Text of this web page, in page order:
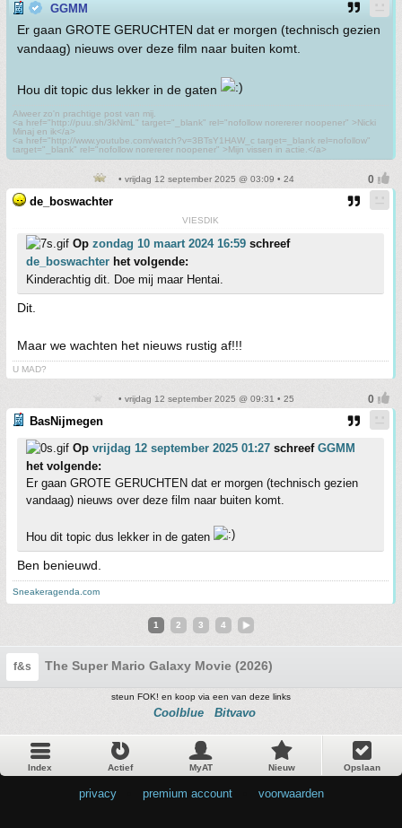
GGMM
Er gaan GROTE GERUCHTEN dat er morgen (technisch gezien
vandaag) nieuws over deze film naar buiten komt.
Hou dit topic dus lekker in de gaten
Alweer zo'n prachtige post van mij.
<a href="http://puu.sh/3kNmL" target="_blank" rel="nofollow norererer noopener" >Nicki
Minaj en ik</a>
<a href="http://www.youtube.com/watch?v=3BTsY1HAW_c target=_blank rel=nofollow"
target="_blank" rel="nofollow norererer noopener" >Mijn vissen in actie.</a>
• vrijdag 12 september 2025 @ 03:09 • 24
de_boswachter
VIESDIK
Op zondag 10 maart 2024 16:59 schreef
de_boswachter het volgende:
Kinderachtig dit. Doe mij maar Hentai.
Dit.
Maar we wachten het nieuws rustig af!!!
U MAD?
• vrijdag 12 september 2025 @ 09:31 • 25
BasNijmegen
Op vrijdag 12 september 2025 01:27 schreef GGMM
het volgende:
Er gaan GROTE GERUCHTEN dat er morgen (technisch gezien
vandaag) nieuws over deze film naar buiten komt.
Hou dit topic dus lekker in de gaten
Ben benieuwd.
Sneakeragenda.com
1 2 3 4
f&s The Super Mario Galaxy Movie (2026)
steun FOK! en koop via een van deze links
Coolblue Bitvavo
Index Actief MyAT Nieuw Opslaan
privacy premium account voorwaarden